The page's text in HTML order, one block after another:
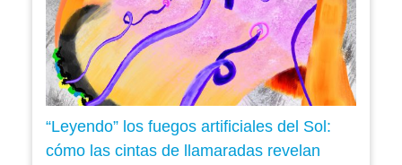
“Leyendo” los fuegos artificiales del Sol:
cómo las cintas de llamaradas revelan